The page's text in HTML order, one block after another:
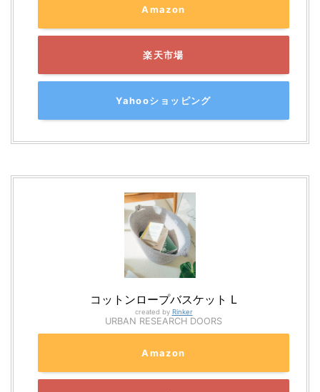
Amazon
楽天市場
Yahooショッピング
コットンロープバスケット L
created by Rinker
URBAN RESEARCH DOORS
Amazon